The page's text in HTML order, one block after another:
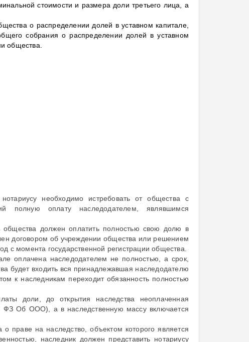
стоимости и размера доли третьего лица, а
о распределении долей в уставном капитале,
собрания о распределении долей в уставном
общества.
необходимо истребовать от общества с
полную оплату наследодателем, являвшимся
должен оплатить полностью свою долю в
договором об учреждении общества или решением
с момента государственной регистрации общества.
оплачена наследодателем не полностью, а срок,
будет входить вся принадлежавшая наследодателю
к наследникам переходит обязанность полностью
доли, до открытия наследства неоплаченная
ФЗ Об ООО), а в наследственную массу включается
праве на наследство, объектом которого является
наследник должен представить нотариусу